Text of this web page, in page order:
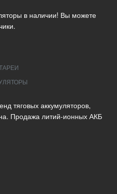
в наличии! Вы можете
тяговых аккумуляторов,
Продажа литий-ионных АКБ